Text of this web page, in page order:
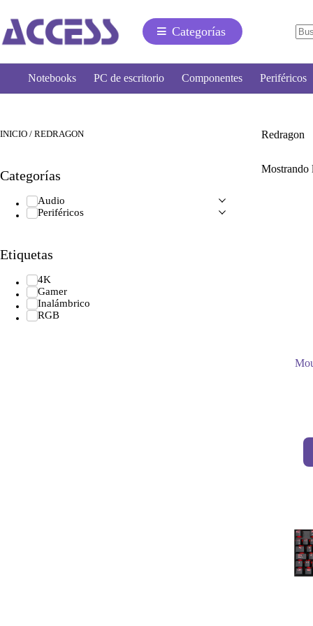
Categorías
Notebooks PC de escritorio Componentes Periféricos
Redragon
Mostrando
INICIO / REDRAGON
Categorías
Audio
Periféricos
Etiquetas
4K
Gamer
Inalámbrico
RGB